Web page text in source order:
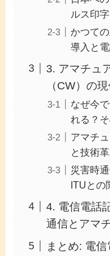
ルス印字
かつて
導入と
3. アマチュ
（CW）の
なぜ今
れる？
アマチ
と技術
災害時
ITUとの
4. 電信電話
通信とアマ
まとめ: 電